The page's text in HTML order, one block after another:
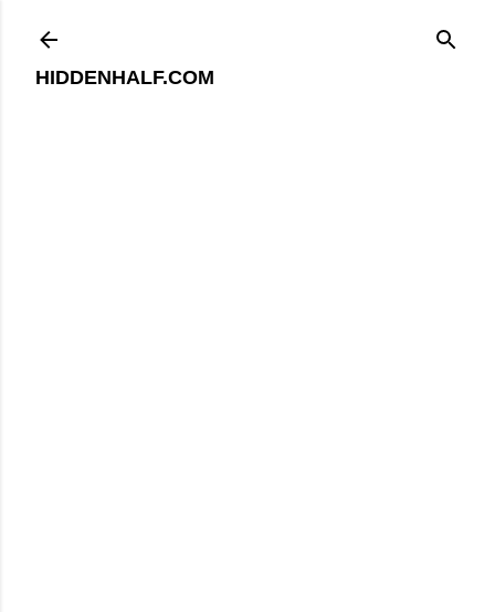
HIDDENHALF.COM